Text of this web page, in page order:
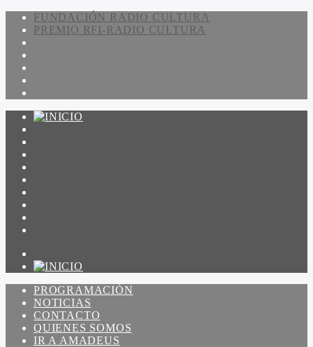
FUNDACIÓN RADIO CULTURA
PREMIO RFI-RADIO CULTURA
PROGRAMACIÓN
NOTICIAS
CONTACTO
QUIENES SOMOS
IR A AMADEUS